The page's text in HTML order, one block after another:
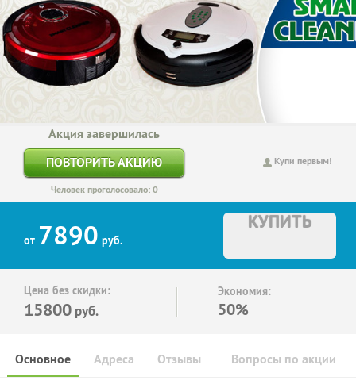
Купи первым!
Акция завершилась
ПОВТОРИТЬ АКЦИЮ
Человек проголосовало: 0
от 7890 руб.
КУПИТЬ
Цена без скидки:
15800 руб.
Экономия:
50%
Основное Отзывы Вопросы по акции
Адреса